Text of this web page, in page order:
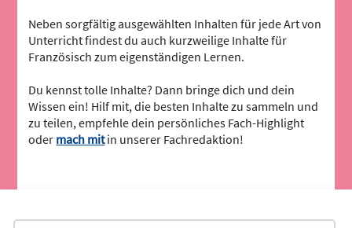
Neben sorgfältig ausgewählten Inhalten für jede Art von
Unterricht findest du auch kurzweilige Inhalte für
Französisch zum eigenständigen Lernen.
Du kennst tolle Inhalte? Dann bringe dich und dein
Wissen ein! Hilf mit, die besten Inhalte zu sammeln und
zu teilen, empfehle dein persönliches Fach-Highlight
oder mach mitin unserer Fachredaktion!